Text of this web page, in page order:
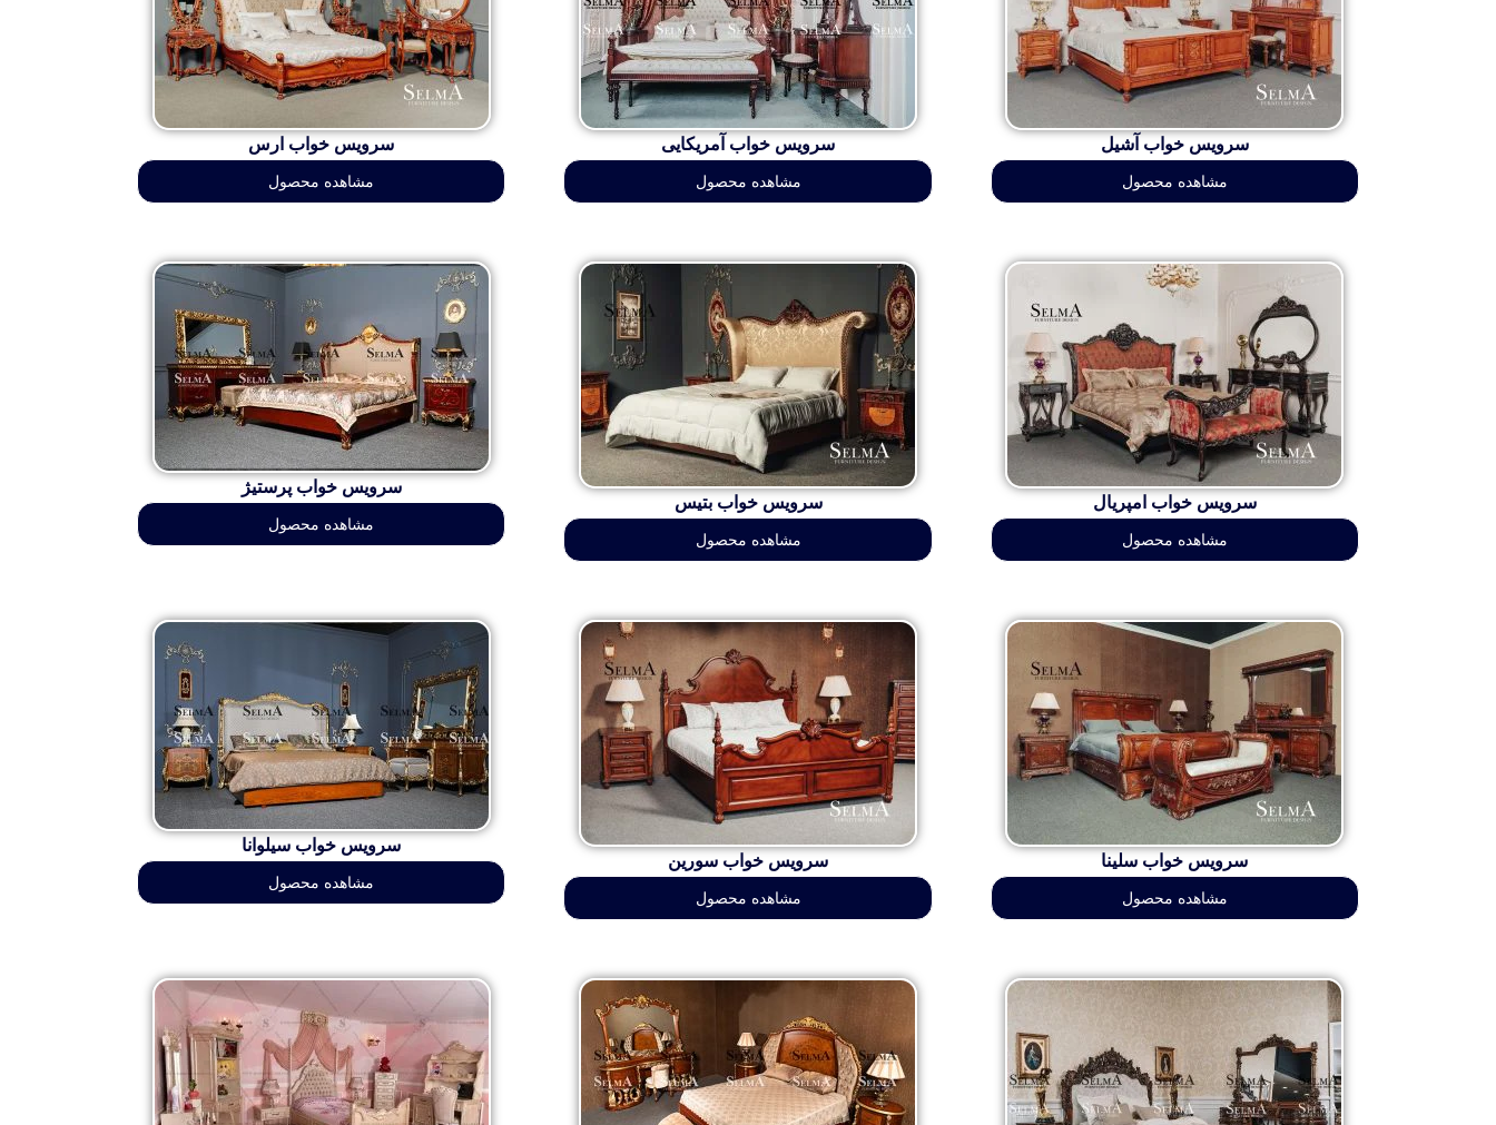
سرویس خواب آشیل
مشاهده محصول
سرویس خواب آمریکایی
مشاهده محصول
سرویس خواب ارس
مشاهده محصول
سرویس خواب امپریال
مشاهده محصول
سرویس خواب بتیس
مشاهده محصول
سرویس خواب پرستیژ
مشاهده محصول
سرویس خواب سلینا
مشاهده محصول
سرویس خواب سورین
مشاهده محصول
سرویس خواب سیلوانا
مشاهده محصول